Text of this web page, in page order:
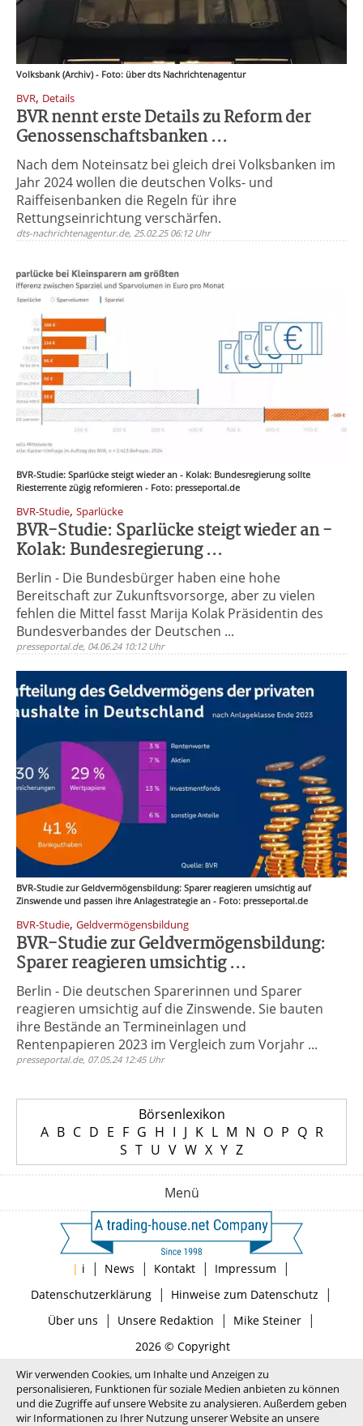
Volksbank (Archiv) - Foto: über dts Nachrichtenagentur
BVR, Details
BVR nennt erste Details zu Reform der
Genossenschaftsbanken ...
Nach dem Noteinsatz bei gleich drei Volksbanken im
Jahr 2024 wollen die deutschen Volks- und
Raiffeisenbanken die Regeln für ihre
Rettungseinrichtung verschärfen.
dts-nachrichtenagentur.de, 25.02.25 06:12 Uhr
BVR-Studie: Sparlücke steigt wieder an - Kolak: Bundesregierung sollte
Riesterrente zügig reformieren - Foto: presseportal.de
BVR-Studie, Sparlücke
BVR-Studie: Sparlücke steigt wieder an -
Kolak: Bundesregierung ...
Berlin - Die Bundesbürger haben eine hohe
Bereitschaft zur Zukunftsvorsorge, aber zu vielen
fehlen die Mittel fasst Marija Kolak Präsidentin des
Bundesverbandes der Deutschen ...
presseportal.de, 04.06.24 10:12 Uhr
BVR-Studie zur Geldvermögensbildung: Sparer reagieren umsichtig auf
Zinswende und passen ihre Anlagestrategie an - Foto: presseportal.de
BVR-Studie, Geldvermögensbildung
BVR-Studie zur Geldvermögensbildung:
Sparer reagieren umsichtig ...
Berlin - Die deutschen Sparerinnen und Sparer
reagieren umsichtig auf die Zinswende. Sie bauten
ihre Bestände an Termineinlagen und
Rentenpapieren 2023 im Vergleich zum Vorjahr ...
presseportal.de, 07.05.24 12:45 Uhr
Börsenlexikon
A B C D E F G H I J K L M N O P Q R
S T U V W X Y Z
Menü
| i | News | Kontakt | Impressum |
Datenschutzerklärung| Hinweise zum Datenschutz |
Über uns | Unsere Redaktion | Mike Steiner|
2026 © Copyright
Wir verwenden Cookies, um Inhalte und Anzeigen zu
personalisieren, Funktionen für soziale Medien anbieten zu können
und die Zugriffe auf unsere Website zu analysieren. Außerdem geben
wir Informationen zu Ihrer Nutzung unserer Website an unsere